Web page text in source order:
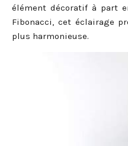
élément décoratif à part
Fibonacci, cet éclairage
plus harmonieuse.